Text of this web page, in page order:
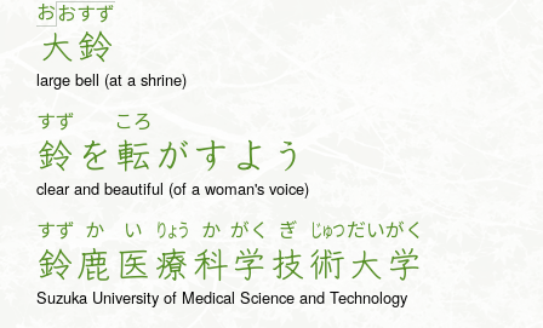
おお
大
すず
鈴
large bell (at a shrine)
すず
鈴 を
ころ
転 がす よ う
clear and beautiful (of a woman's voice)
すず
鈴
か
鹿
い
医
りょう
療
か
科
がく
学
ぎ
技
じゅつ
術
だい
大
がく
学
Suzuka University of Medical Science and Technology